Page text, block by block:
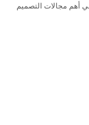
يلي أهم مجالات التصميم